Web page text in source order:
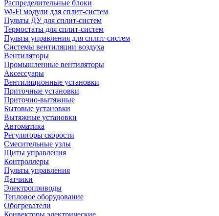
Распределительные блоки
Wi-Fi модули для сплит-систем
Пульты ДУ для сплит-систем
Термостаты для сплит-систем
Пульты управления для сплит-систем
Системы вентиляции воздуха
Вентиляторы
Промышленные вентиляторы
Аксессуары
Вентиляционные установки
Приточные установки
Приточно-вытяжные
Бытовые установки
Вытяжные установки
Автоматика
Регуляторы скорости
Смесительные узлы
Щиты управления
Контроллеры
Пульты управления
Датчики
Электроприводы
Тепловое оборудование
Обогреватели
Конвекторы электрические